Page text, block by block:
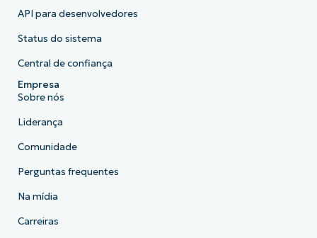
API para desenvolvedores
Status do sistema
Central de confiança
Empresa
Sobre nós
Liderança
Comunidade
Perguntas frequentes
Na mídia
Carreiras